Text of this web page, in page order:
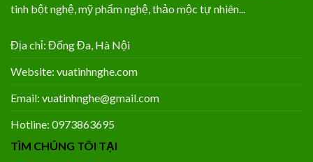
tinh bột nghệ, mỹ phẩm nghệ, thảo mộc tự nhiên...
Địa chỉ: Đống Đa, Hà Nội
Website: vuatinhnghe.com
Email: vuatinhnghe@gmail.com
Hotline: 0973863695
TÌM CHÚNG TÔI TẠI